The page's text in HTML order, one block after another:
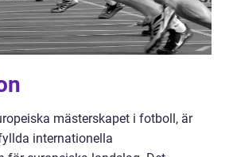
mästerskapet i fotboll, är
internationella